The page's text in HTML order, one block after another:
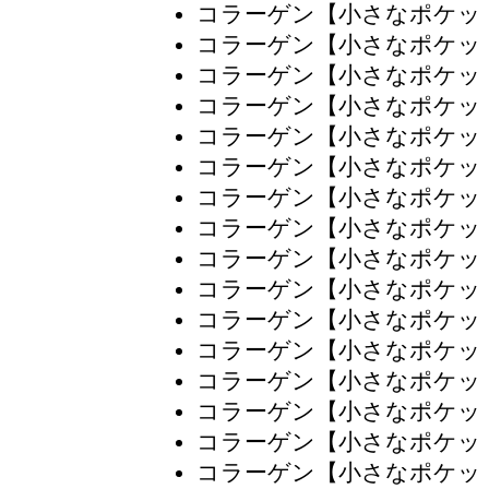
コラーゲン【小さなポケ
コラーゲン【小さなポケ
コラーゲン【小さなポケ
コラーゲン【小さなポケ
コラーゲン【小さなポケ
コラーゲン【小さなポケ
コラーゲン【小さなポケ
コラーゲン【小さなポケ
コラーゲン【小さなポケ
コラーゲン【小さなポケ
コラーゲン【小さなポケ
コラーゲン【小さなポケ
コラーゲン【小さなポケ
コラーゲン【小さなポケ
コラーゲン【小さなポケ
コラーゲン【小さなポケ